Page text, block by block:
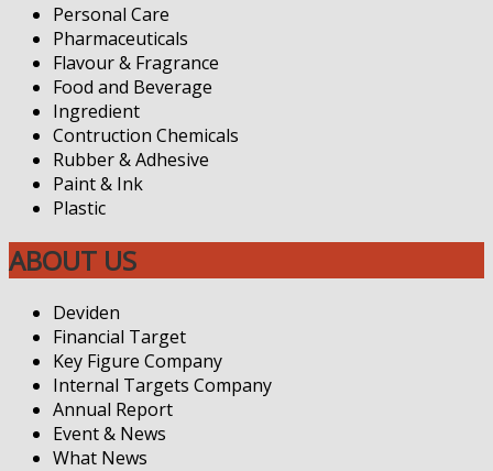
Personal Care
Pharmaceuticals
Flavour & Fragrance
Food and Beverage
Ingredient
Contruction Chemicals
Rubber & Adhesive
Paint & Ink
Plastic
ABOUT US
Deviden
Financial Target
Key Figure Company
Internal Targets Company
Annual Report
Event & News
What News